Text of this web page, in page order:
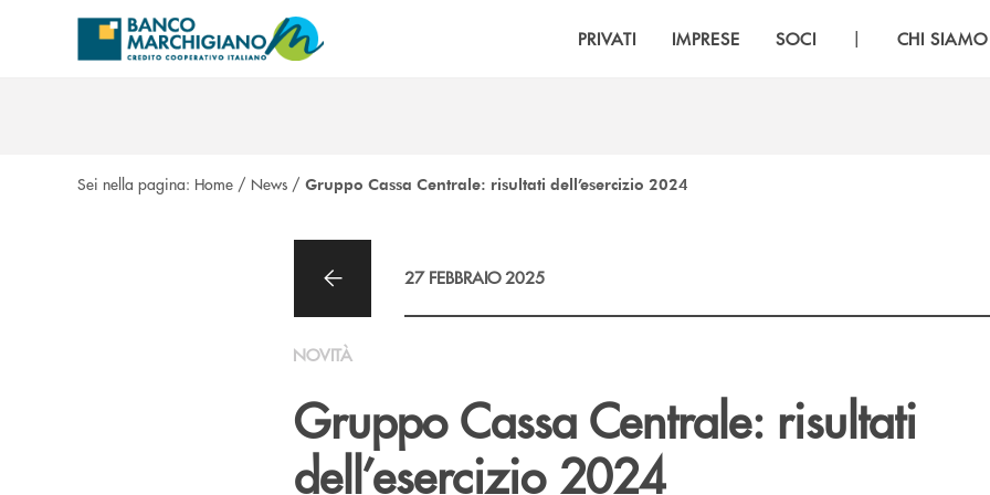
Salta al contenuto principale
PRIVATI IMPRESE SOCI | CHI SIAMO
Sei nella pagina: Home / News / Gruppo Cassa Centrale: risultati dell’esercizio 2024
27 FEBBRAIO 2025
NOVITÀ
Gruppo Cassa Centrale: risultati
dell’esercizio 2024